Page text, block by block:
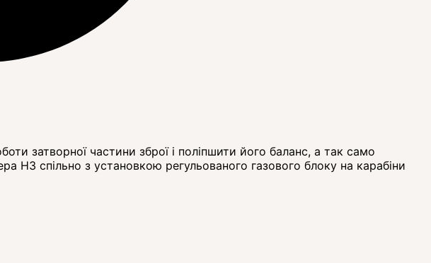
затворної частини зброї і поліпшити його баланс, а так само
H3 спільно з установкою регульованого газового блоку на карабіни